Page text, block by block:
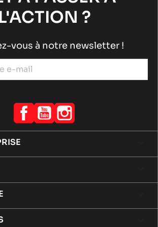
?
vous à notre newsletter !
Facebook
YouTube